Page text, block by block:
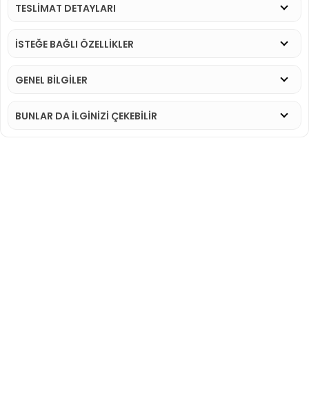
TESLİMAT DETAYLARI
İSTEĞE BAĞLI ÖZELLİKLER
GENEL BİLGİLER
BUNLAR DA İLGINIZI ÇEKEBILIR